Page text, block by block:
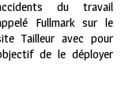
du travail
Fullmark sur le
Tailleur avec pour
de le déployer